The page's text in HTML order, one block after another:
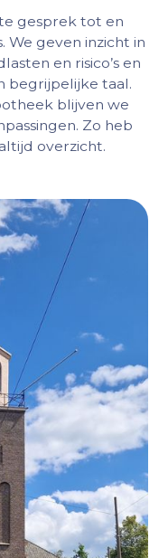
gesprek tot en
We geven inzicht in
en risico’s en
begrijpelijke taal.
blijven we
Zo heb
overzicht.